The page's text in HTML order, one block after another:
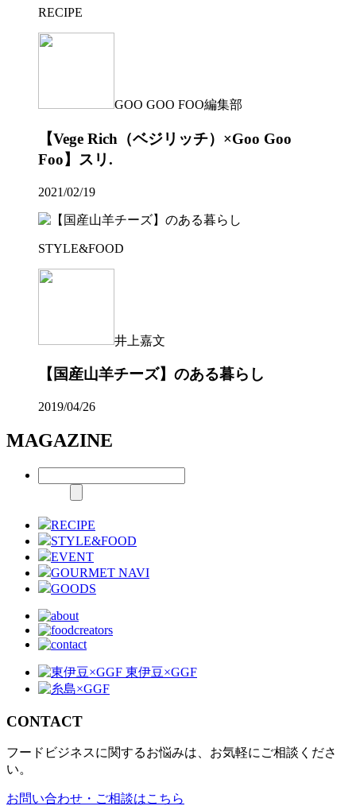
RECIPE
GOO GOO FOO編集部
【Vege Rich（ベジリッチ）×Goo Goo
Foo】スリ.
2021/02/19
STYLE&FOOD
井上嘉文
【国産山羊チーズ】のある暮らし
2019/04/26
MAGAZINE
RECIPE
STYLE&FOOD
EVENT
GOURMET NAVI
GOODS
CONTACT
フードビジネスに関するお悩みは、お気軽にご相談くださ
い。
お問い合わせ・ご相談はこちら